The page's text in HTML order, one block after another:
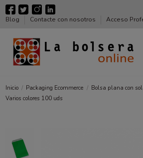
Blog Contacte con nosotros Acceso
Inicio Packaging Ecommerce
Bolsa plana con
Varios colores 100 uds